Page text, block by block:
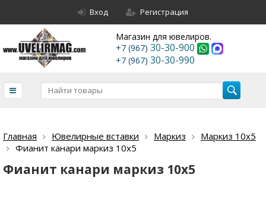
Вход Регистрация
Магазин для ювелиров.
+7 (967) 30-30-900
+7 (967) 30-30-990
Главная Ювелирные вставки Маркиз
Маркиз 10х5
Фианит канари маркиз 10х5
Фианит канари маркиз 10х5